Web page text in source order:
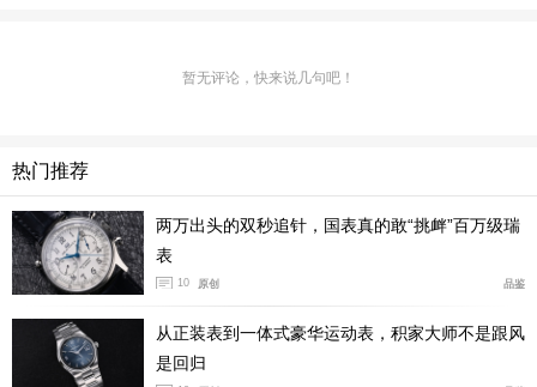
哑光黑色漆面表盘搭配电镀银副表盘，形成“反熊猫
盘”，格外引人注目。3时和9时位置分别设有30分钟计时
盘和小秒盘及动力储存指示。6时和12时位置对称布局标
暂无评论，快来说几句吧！
热门推荐
两万出头的双秒追针，国表真的敢“挑衅”百万级瑞
表
10 原创 品鉴
从正装表到一体式豪华运动表，积家大师不是跟风
是回归